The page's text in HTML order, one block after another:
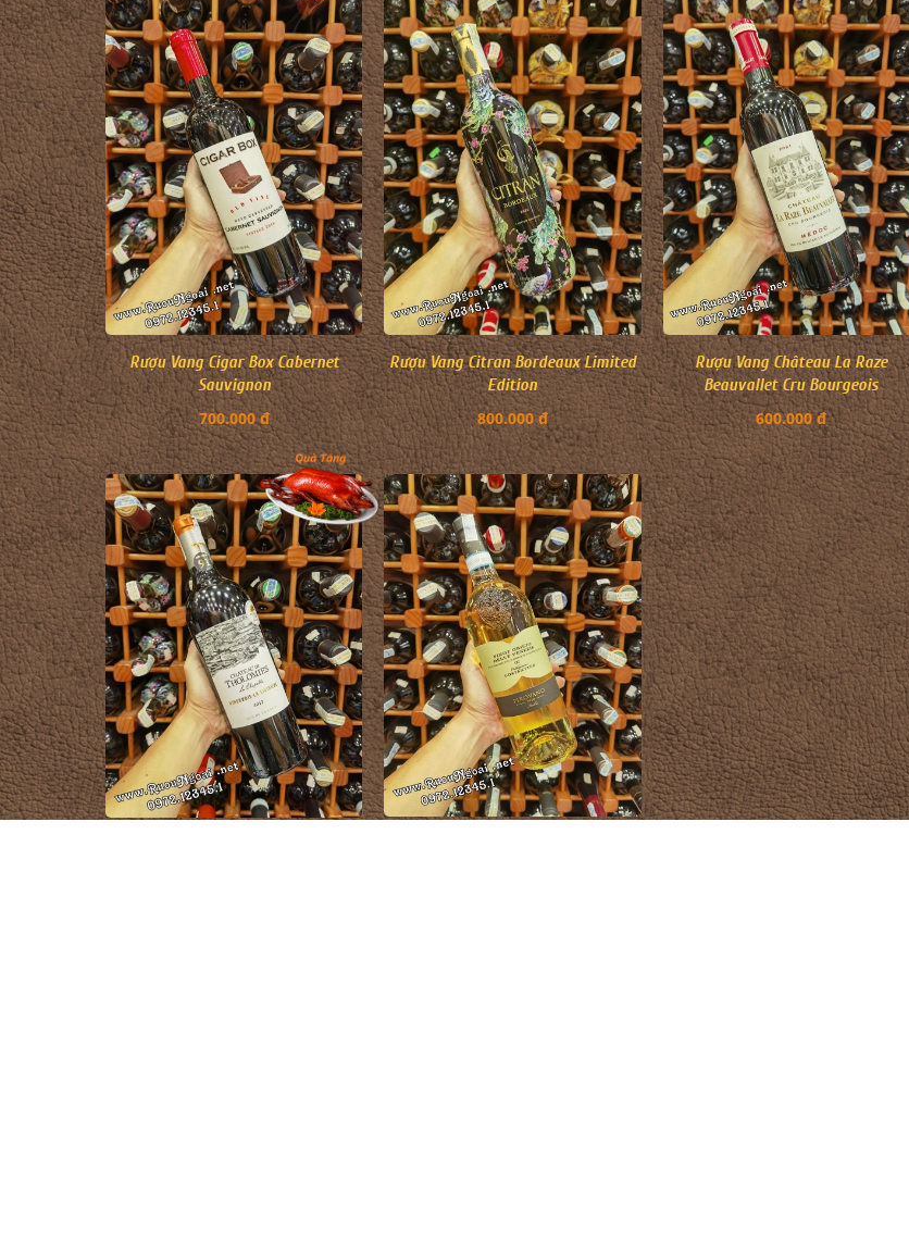
Rượu Vang Cigar Box Cabernet
Sauvignon
700.000 đ
Rượu Vang Citran Bordeaux Limited
Edition
800.000 đ
Rượu Vang Château La Raze
Beauvallet Cru Bourgeois
600.000 đ